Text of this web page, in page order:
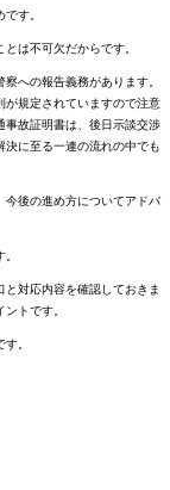
す。
は不可欠だからです。
への報告義務があります。
が規定されていますので注意
事故証明書は、後日示談交渉
決に至る一連の流れの中でも
今後の進め方についてアドバ
対応内容を確認しておきま
トです。
。